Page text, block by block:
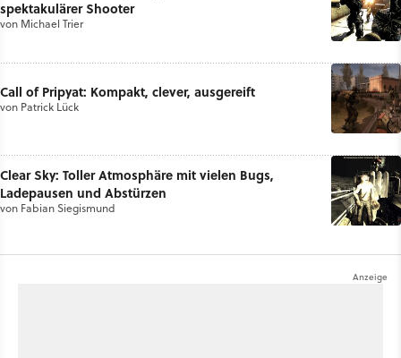
spektakulärer Shooter
von Michael Trier
Call of Pripyat: Kompakt, clever, ausgereift
von Patrick Lück
Clear Sky: Toller Atmosphäre mit vielen Bugs,
Ladepausen und Abstürzen
von Fabian Siegismund